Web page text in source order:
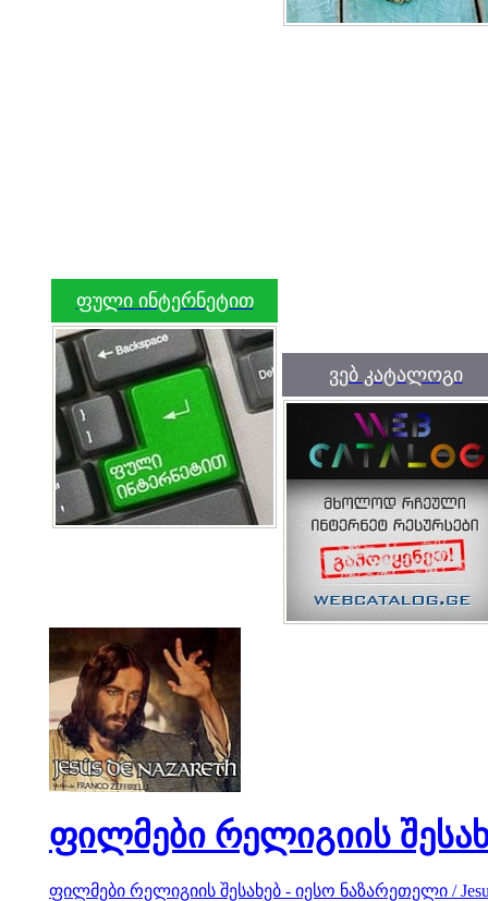
ფული ინტერნეტით
ვებ კატალოგი
ფილმები რელიგიის
ფილმები რელიგიის შესახებ - იესო ნაზარეთელი /